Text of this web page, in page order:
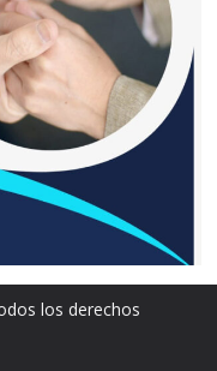
los derechos